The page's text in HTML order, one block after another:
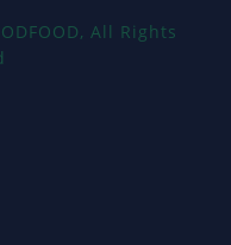
All Rights